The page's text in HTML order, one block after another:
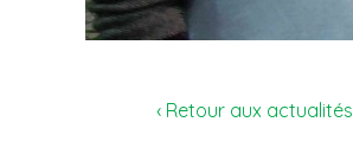
‹ Retour aux actualités